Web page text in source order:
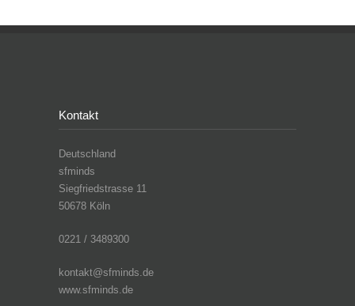
Kontakt
Deutschland
sfminds
Siegfriedstrasse 11
50678 Köln
0221 / 3489300
kontakt@sfminds.de
www.sfminds.de